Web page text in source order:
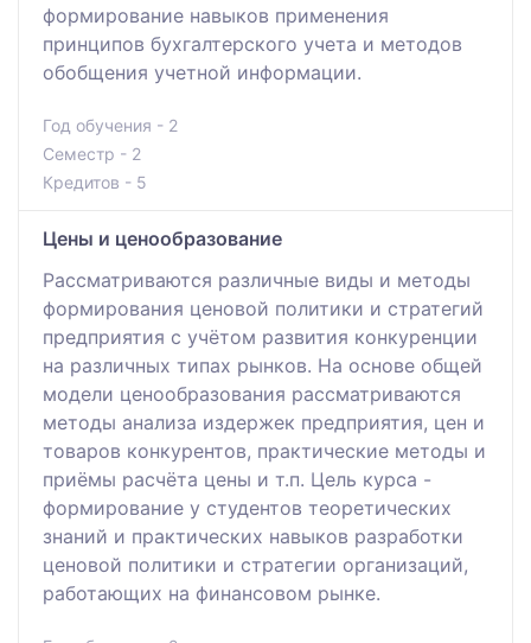
формирование навыков применения
принципов бухгалтерского учета и методов
обобщения учетной информации.
Год обучения - 2
Семестр - 2
Кредитов - 5
Цены и ценообразование
Рассматриваются различные виды и методы
формирования ценовой политики и стратегий
предприятия с учётом развития конкуренции
на различных типах рынков. На основе общей
модели ценообразования рассматриваются
методы анализа издержек предприятия, цен и
товаров конкурентов, практические методы и
приёмы расчёта цены и т.п. Цель курса -
формирование у студентов теоретических
знаний и практических навыков разработки
ценовой политики и стратегии организаций,
работающих на финансовом рынке.